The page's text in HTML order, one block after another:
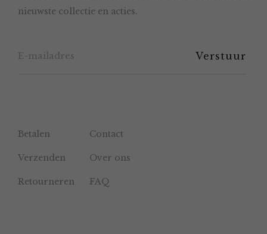
nieuwste collectie en acties.
Betalen Contact
Verzenden Over ons
Retourneren FAQ